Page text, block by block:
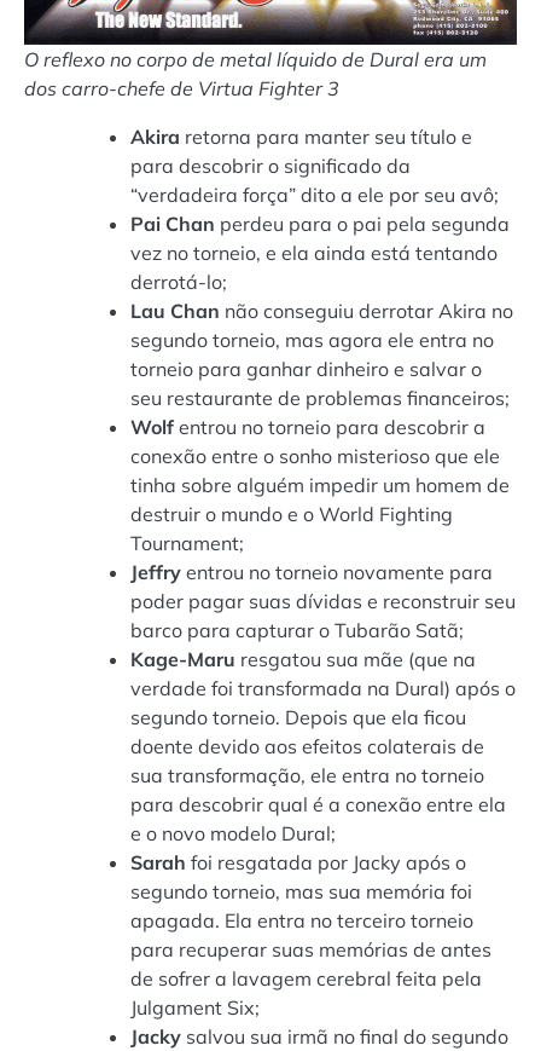
O reflexo no corpo de metal líquido de Dural era um
dos carro-chefe de Virtua Fighter 3
Akira retorna para manter seu título e
para descobrir o significado da
“verdadeira força” dito a ele por seu avô;
Pai Chan perdeu para o pai pela segunda
vez no torneio, e ela ainda está tentando
derrotá-lo;
Lau Chan não conseguiu derrotar Akira no
segundo torneio, mas agora ele entra no
torneio para ganhar dinheiro e salvar o
seu restaurante de problemas financeiros;
Wolf entrou no torneio para descobrir a
conexão entre o sonho misterioso que ele
tinha sobre alguém impedir um homem de
destruir o mundo e o World Fighting
Tournament;
Jeffry entrou no torneio novamente para
poder pagar suas dívidas e reconstruir seu
barco para capturar o Tubarão Satã;
Kage-Maru resgatou sua mãe (que na
verdade foi transformada na Dural) após o
segundo torneio. Depois que ela ficou
doente devido aos efeitos colaterais de
sua transformação, ele entra no torneio
para descobrir qual é a conexão entre ela
e o novo modelo Dural;
Sarah foi resgatada por Jacky após o
segundo torneio, mas sua memória foi
apagada. Ela entra no terceiro torneio
para recuperar suas memórias de antes
de sofrer a lavagem cerebral feita pela
Julgament Six;
Jacky salvou sua irmã no final do segundo